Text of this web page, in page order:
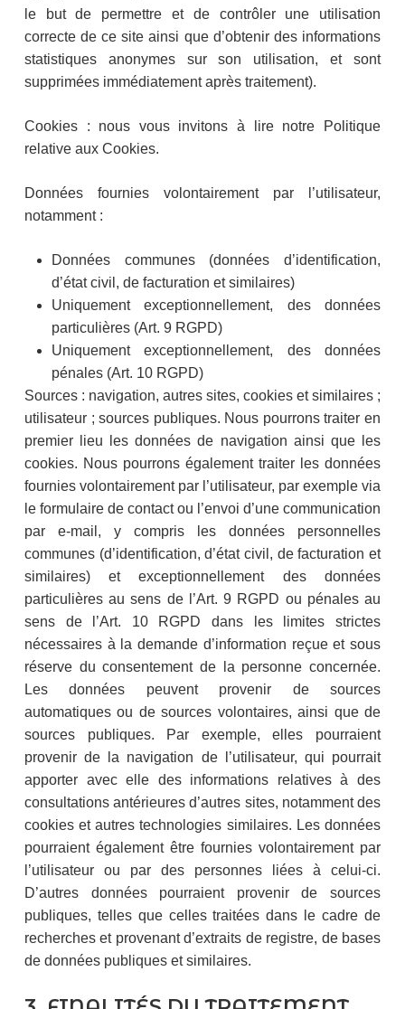
le but de permettre et de contrôler une utilisation
correcte de ce site ainsi que d’obtenir des informations
statistiques anonymes sur son utilisation, et sont
supprimées immédiatement après traitement).
Cookies : nous vous invitons à lire notre Politique
relative aux Cookies.
Données fournies volontairement par l’utilisateur,
notamment :
Données communes (données d’identification,
d’état civil, de facturation et similaires)
Uniquement exceptionnellement, des données
particulières (Art. 9 RGPD)
Uniquement exceptionnellement, des données
pénales (Art. 10 RGPD)
Sources : navigation, autres sites, cookies et similaires ;
utilisateur ; sources publiques. Nous pourrons traiter en
premier lieu les données de navigation ainsi que les
cookies. Nous pourrons également traiter les données
fournies volontairement par l’utilisateur, par exemple via
le formulaire de contact ou l’envoi d’une communication
par e-mail, y compris les données personnelles
communes (d’identification, d’état civil, de facturation et
similaires) et exceptionnellement des données
particulières au sens de l’Art. 9 RGPD ou pénales au
sens de l’Art. 10 RGPD dans les limites strictes
nécessaires à la demande d’information reçue et sous
réserve du consentement de la personne concernée.
Les données peuvent provenir de sources
automatiques ou de sources volontaires, ainsi que de
sources publiques. Par exemple, elles pourraient
provenir de la navigation de l’utilisateur, qui pourrait
apporter avec elle des informations relatives à des
consultations antérieures d’autres sites, notamment des
cookies et autres technologies similaires. Les données
pourraient également être fournies volontairement par
l’utilisateur ou par des personnes liées à celui-ci.
D’autres données pourraient provenir de sources
publiques, telles que celles traitées dans le cadre de
recherches et provenant d’extraits de registre, de bases
de données publiques et similaires.